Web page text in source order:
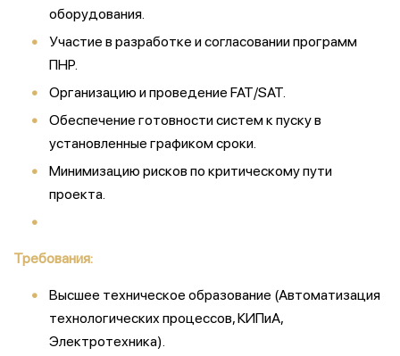
оборудования.
Участие в разработке и согласовании программ
ПНР.
Организацию и проведение FAT/SAT.
Обеспечение готовности систем к пуску в
установленные графиком сроки.
Минимизацию рисков по критическому пути
проекта.
Требования:
Высшее техническое образование (Автоматизация
технологических процессов, КИПиА,
Электротехника).